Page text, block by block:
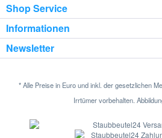
Shop Service
Informationen
Newsletter
* Alle Preise in Euro und inkl. der gesetzlichen
Irrtümer vorbehalten.